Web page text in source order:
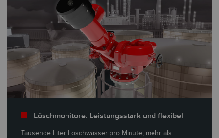
Löschmonitore: Leistungsstark und flexibel
Tausende Liter Löschwasser pro Minute, mehr als